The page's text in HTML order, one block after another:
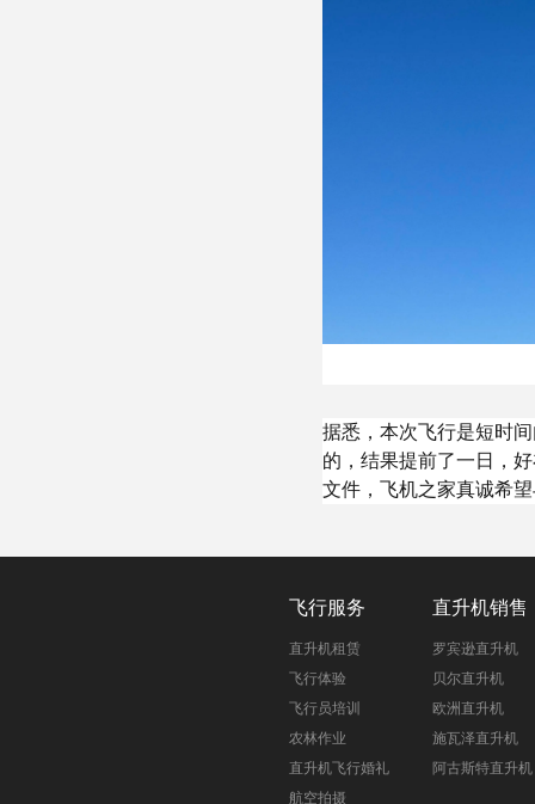
据悉，本次飞行是短时
的，结果提前了一日，
文件，飞机之家真诚希
飞行服务
直升机租赁
飞行体验
飞行员培训
农林作业
直升机飞行婚礼
航空拍摄
直升机销售
罗宾逊直升机
贝尔直升机
欧洲直升机
施瓦泽直升机
阿古斯特直升机